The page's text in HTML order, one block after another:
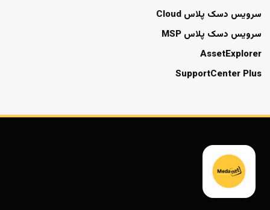
سرویس دسک پلاس Cloud
سرویس دسک پلاس MSP
AssetExplorer
SupportCenter Plus